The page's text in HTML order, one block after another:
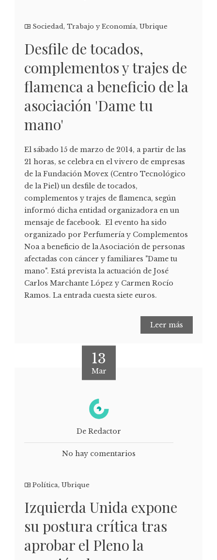
Sociedad, Trabajo y Economía, Ubrique
Desfile de tocados,
complementos y trajes de
flamenca a beneficio de la
asociación 'Dame tu
mano'
El sábado 15 de marzo de 2014, a partir de las
21 horas, se celebra en el vivero de empresas
de la Fundación Movex (Centro Tecnológico
de la Piel) un desfile de tocados,
complementos y trajes de flamenca, según
informó dicha entidad organizadora en un
mensaje de facebook. El evento ha sido
organizado por Perfumería y Complementos
Noa a beneficio de la Asociación de personas
afectadas con cáncer y familiares "Dame tu
mano". Está prevista la actuación de José
Carlos Marchante López y Carmen Rocío
Ramos. La entrada cuesta siete euros.
Leer más
13
Mar
De Redactor
No hay comentarios
Política, Ubrique
Izquierda Unida expone
su postura crítica tras
aprobar el Pleno la